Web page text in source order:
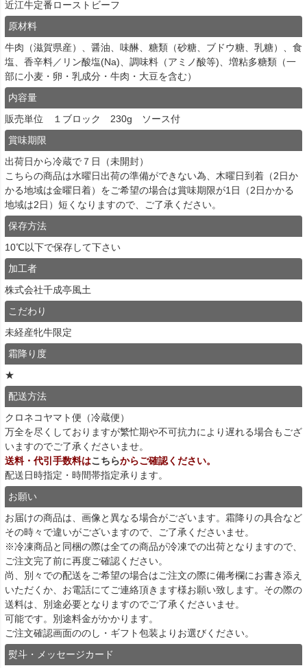
近江牛定番ローストビーフ
原材料
牛肉（滋賀県産）、醤油、味醂、糖類（砂糖、ブドウ糖、乳糖）、食
塩、香辛料／リン酸塩(Na)、調味料（アミノ酸等)、増粘多糖類（一
部に小麦・卵・乳成分・牛肉・大豆を含む）
内容量
販売単位 １ブロック 230g ソース付
賞味期限
出荷日から冷蔵で７日（未開封）
こちらの商品は水曜日出荷の準備ができない為、木曜日到着（2日か
かる地域は金曜日着）をご希望の場合は賞味期限が1日（2日かかる
地域は2日）短くなりますので、ご了承ください。
保存方法
10℃以下で保存して下さい
加工者
株式会社千成亭風土
こだわり
未経産牝牛限定
霜降り度
★
配送方法
クロネコヤマト便（冷蔵便）
万全を尽くしておりますが繁忙期や不可抗力により遅れる場合もござ
いますのでご了承くださいませ。
送料・代引手数料はこちらからご確認ください。
配送日時指定・時間帯指定承ります。
お願い
お届けの商品は、画像と異なる場合がございます。霜降りの具合など
その時々で違いがございますので、ご了承くださいませ。
※冷凍商品と同梱の際は全ての商品が冷凍での出荷となりますので、
ご注文完了前に再度ご確認ください。
尚、別々での配送をご希望の場合はご注文の際に備考欄にお書き添え
いただくか、お電話にてご連絡頂きます様お願い致します。その際の
送料は、別途必要となりますのでご了承くださいませ。
可能です。別途料金がかかります。
ご注文確認画面ののし・ギフト包装よりお選びください。
熨斗・メッセージカード